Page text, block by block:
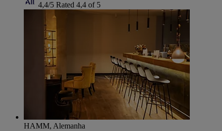
4,4/5 Rated 4,4 of 5
HAMM, Alemanha